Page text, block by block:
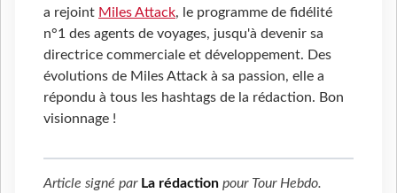
a rejoint Miles Attack, le programme de fidélité
n°1 des agents de voyages, jusqu'à devenir sa
directrice commerciale et développement. Des
évolutions de Miles Attack à sa passion, elle a
répondu à tous les hashtags de la rédaction. Bon
visionnage !
Article signé par La rédaction pour Tour Hebdo.